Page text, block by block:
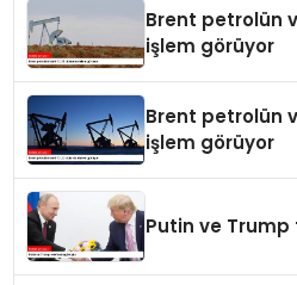
Brent petrolün
işlem görüyor
Brent petrolün
işlem görüyor
Putin ve